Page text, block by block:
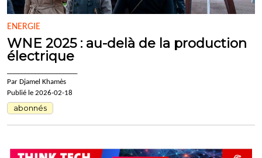
ENERGIE
WNE 2025 : au-delà de la production
électrique
Par Djamel Khamès
Publié le 2026-02-18
abonnés